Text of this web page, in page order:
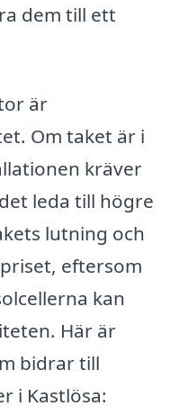
dem till ett
är
Om taket är i
kräver
leda till högre
lutning och
eftersom
kan
Här är
bidrar till
i Kastlösa: